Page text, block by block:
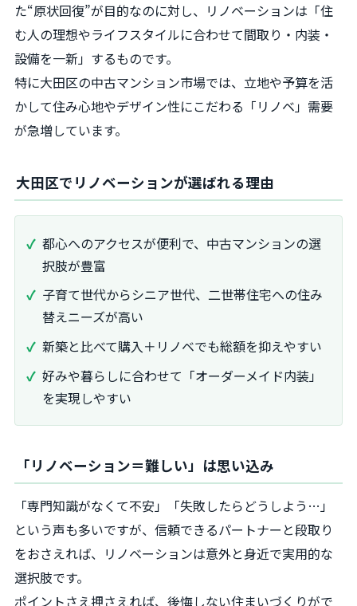
た“原状回復”が目的なのに対し、リノベーションは「住
む人の理想やライフスタイルに合わせて間取り・内装・
設備を一新」するものです。
特に大田区の中古マンション市場では、立地や予算を活
かして住み心地やデザイン性にこだわる「リノベ」需要
が急増しています。
大田区でリノベーションが選ばれる理由
都心へのアクセスが便利で、中古マンションの選
択肢が豊富
子育て世代からシニア世代、二世帯住宅への住み
替えニーズが高い
新築と比べて購入＋リノベでも総額を抑えやすい
好みや暮らしに合わせて「オーダーメイド内装」
を実現しやすい
「リノベーション＝難しい」は思い込み
「専門知識がなくて不安」「失敗したらどうしよう…」
という声も多いですが、信頼できるパートナーと段取り
をおさえれば、リノベーションは意外と身近で実用的な
選択肢です。
ポイントさえ押さえれば、後悔しない住まいづくりがで